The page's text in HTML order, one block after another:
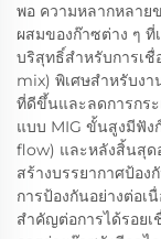
พอ ความหลากหลาย
ผสมของก๊าซต่าง ๆ
บริสุทธิ์สำหรับการเ
mix) พิเศษสำหรับงา
ที่ดีขึ้นและลดการกร
แบบ MIG ขั้นสูงมีฟัง
flow) และหลังสิ้นสุด
สร้างบรรยากาศป้อง
การป้องกันอย่างต่อเ
สำคัญต่อการได้รอยเ